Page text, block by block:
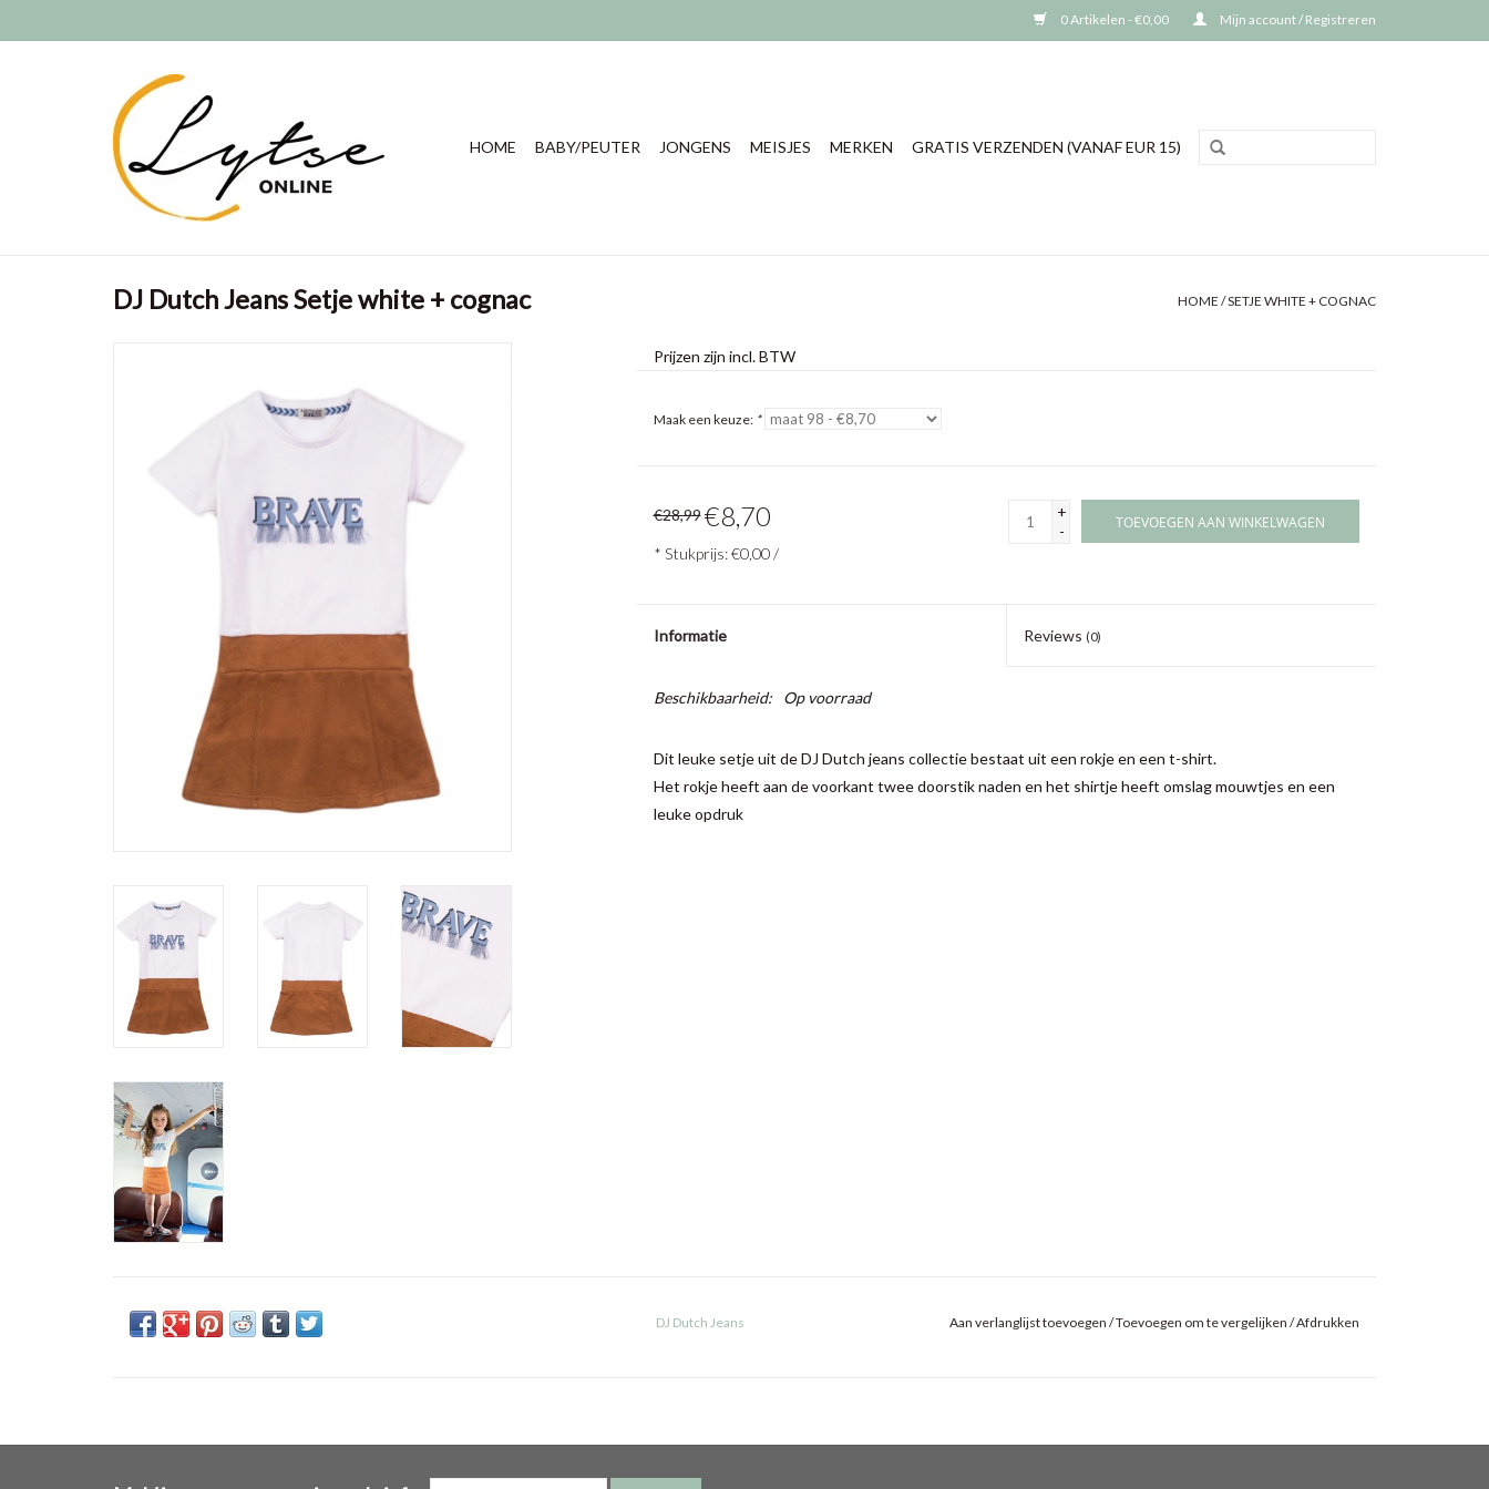
0 Artikelen - €0,00 Mijn account / Registreren
HOME BABY/PEUTER JONGENS MEISJES MERKEN GRATIS VERZENDEN (VANAF EUR 15)
DJ Dutch Jeans Setje white + cognac HOME /SETJE WHITE + COGNAC
Prijzen zijn incl. BTW
Maak een keuze: *
€28,99 €8,70
* Stukprijs: €0,00 /
+
-
TOEVOEGEN AAN WINKELWAGEN
Informatie Reviews (0)
Beschikbaarheid: Op voorraad
Dit leuke setje uit de DJ Dutch jeans collectie bestaat uit een rokje en een t-shirt.
Het rokje heeft aan de voorkant twee doorstik naden en het shirtje heeft omslag mouwtjes en een
leuke opdruk
DJ Dutch Jeans Aan verlanglijst toevoegen /Toevoegen om te vergelijken /Afdrukken